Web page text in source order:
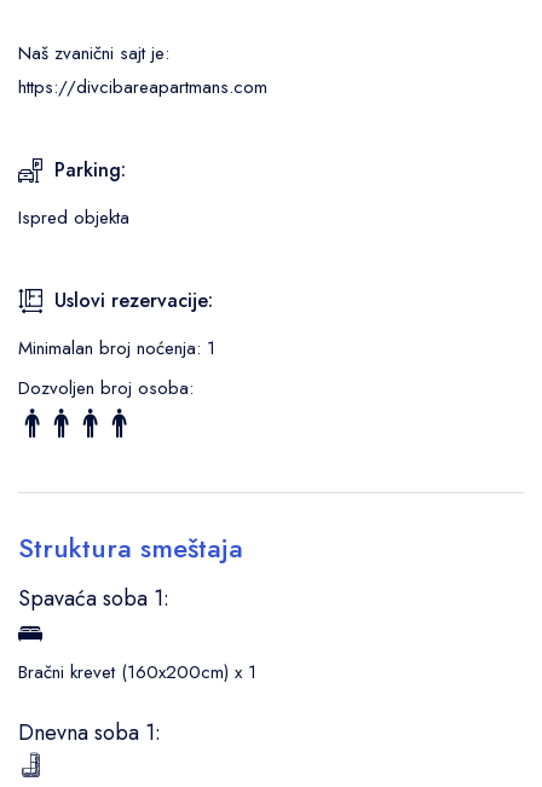
Naš zvanični sajt je:
https://divcibareapartmans.com
Parking:
Ispred objekta
Uslovi rezervacije:
Minimalan broj noćenja: 1
Dozvoljen broj osoba:
Struktura smeštaja
Spavaća soba 1:
Bračni krevet (160x200cm) x 1
Dnevna soba 1: